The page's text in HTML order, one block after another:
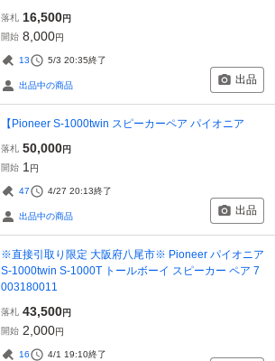
落札 16,500円
開始 8,000円
13 5/3 20:35終了
出品中の商品 出品
【Pioneer S-1000twin スピーカーペア パイオニア
落札 50,000円
開始 1 円
47 4/27 20:13終了
出品中の商品 出品
※直接引取り限定 大阪府八尾市※ Pioneer パイオニア
S-1000twin S-1000T トールボーイ スピーカー ペア 7
003180011
落札 43,500円
開始 2,000円
16 4/1 19:10終了